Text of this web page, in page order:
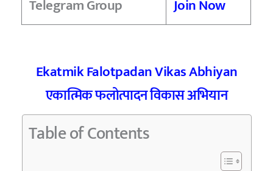
Telegram Group
Join Now
Ekatmik Falotpadan Vikas Abhiyan
एकात्मिक फलोत्पादन विकास अभियान
Table of Contents